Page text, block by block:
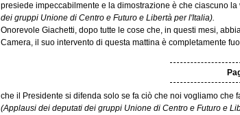
presiede impeccabilmente e la dimostrazione è che ciascuno
dei gruppi Unione di Centro e Futuro e Libertà per l'Italia).
Onorevole Giachetti, dopo tutte le cose che, in questi mesi,
Camera, il suo intervento di questa mattina è completamente
che il Presidente si difenda solo se fa ciò che noi vogliamo
(Applausi dei deputati dei gruppi Unione di Centro e Futuro e